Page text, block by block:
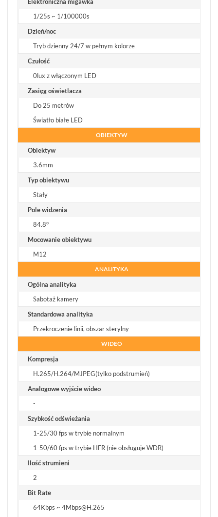
1/25s ~ 1/100000s
Dzień/noc
Tryb dzienny 24/7 w pełnym kolorze
Czułość
0lux z włączonym LED
Zasięg oświetlacza
Do 25 metrów
Światło białe LED
OBIEKTYW
Obiektyw
3.6mm
Typ obiektywu
Stały
Pole widzenia
84.8°
Mocowanie obiektywu
M12
ANALITYKA
Ogólna analityka
Sabotaż kamery
Standardowa analityka
Przekroczenie linii, obszar sterylny
WIDEO
Kompresja
H.265/H.264/MJPEG(tylko podstrumień)
Analogowe wyjście wideo
-
Szybkość odświeżania
1-25/30 fps w trybie normalnym
1-50/60 fps w trybie HFR (nie obsługuje WDR)
Ilość strumieni
2
Bit Rate
64Kbps ~ 4Mbps@H.265